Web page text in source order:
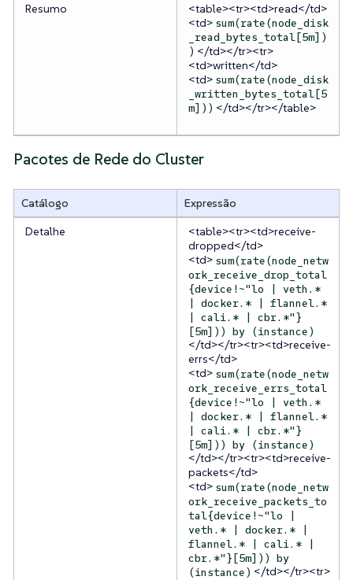
Resumo
<table><tr><td>read</td>
<td> sum(rate(node_disk
_read_bytes_total[5m])
) </td></tr><tr>
<td>written</td>
<td> sum(rate(node_disk
_written_bytes_total[5
m])) </td></tr></table>
Pacotes de Rede do Cluster
Catálogo
Expressão
Detalhe
<table><tr><td>receive-
dropped</td>
<td> sum(rate(node_netw
ork_receive_drop_total
{device!~"lo | veth.*
| docker.* | flannel.*
| cali.* | cbr.*"}
[5m])) by (instance)
</td></tr><tr><td>receive-
errs</td>
<td> sum(rate(node_netw
ork_receive_errs_total
{device!~"lo | veth.*
| docker.* | flannel.*
| cali.* | cbr.*"}
[5m])) by (instance)
</td></tr><tr><td>receive-
packets</td>
<td> sum(rate(node_netw
ork_receive_packets_to
tal{device!~"lo |
veth.* | docker.* |
flannel.* | cali.* |
cbr.*"}[5m])) by
(instance) </td></tr><tr>